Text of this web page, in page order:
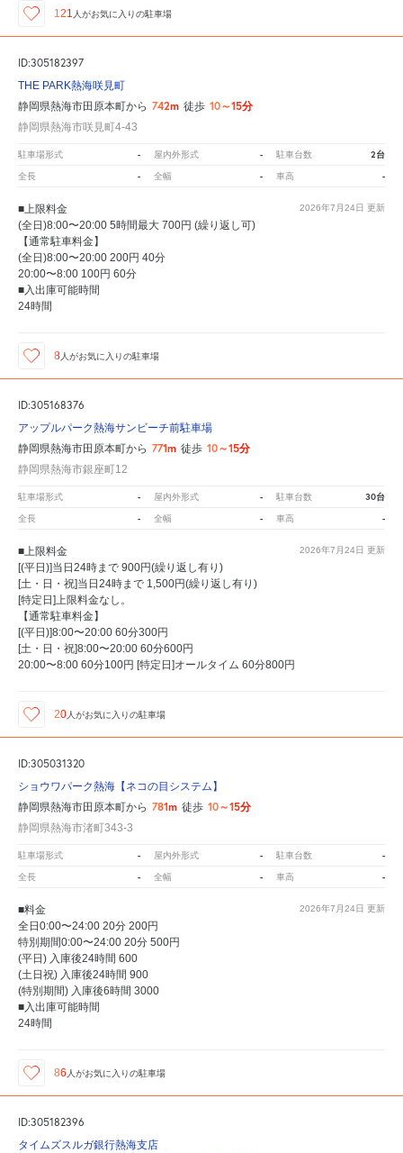
121 人がお気に入りの駐車場
ID:305182397
THE PARK熱海咲見町
静岡県熱海市田原本町から 742m 徒歩 10～15分
静岡県熱海市咲見町4-43
駐車場形式 - 屋内外形式 - 駐車台数 2台
全長 - 全幅 - 車高 -
2026年7月24日 更新
■上限料金
(全日)8:00〜20:00 5時間最大 700円 (繰り返し可)
【通常駐車料金】
(全日)8:00〜20:00 200円 40分
20:00〜8:00 100円 60分
■入出庫可能時間
24時間
8 人がお気に入りの駐車場
ID:305168376
アップルパーク熱海サンビーチ前駐車場
静岡県熱海市田原本町から 771m 徒歩 10～15分
静岡県熱海市銀座町12
駐車場形式 - 屋内外形式 - 駐車台数 30台
全長 - 全幅 - 車高 -
2026年7月24日 更新
■上限料金
[(平日)]当日24時まで 900円(繰り返し有り)
[土・日・祝]当日24時まで 1,500円(繰り返し有り)
[特定日]上限料金なし。
【通常駐車料金】
[(平日)]8:00〜20:00 60分300円
[土・日・祝]8:00〜20:00 60分600円
20:00〜8:00 60分100円 [特定日]オールタイム 60分800円
20 人がお気に入りの駐車場
ID:305031320
ショウワパーク熱海【ネコの目システム】
静岡県熱海市田原本町から 781m 徒歩 10～15分
静岡県熱海市渚町343-3
駐車場形式 - 屋内外形式 - 駐車台数 -
全長 - 全幅 - 車高 -
2026年7月24日 更新
■料金
全日0:00〜24:00 20分 200円
特別期間0:00〜24:00 20分 500円
(平日) 入庫後24時間 600
(土日祝) 入庫後24時間 900
(特別期間) 入庫後6時間 3000
■入出庫可能時間
24時間
86 人がお気に入りの駐車場
ID:305182396
タイムズスルガ銀行熱海支店